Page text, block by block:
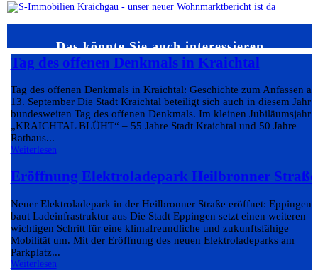
Das könnte Sie auch interessieren…
Tag des offenen Denkmals in Kraichtal
Tag des offenen Denkmals in Kraichtal: Geschichte zum Anfassen
13. September Die Stadt Kraichtal beteiligt sich auch in diesem Jahr
bundesweiten Tag des offenen Denkmals. Im kleinen Jubiläumsjahr
„KRAICHTAL BLÜHT“ – 55 Jahre Stadt Kraichtal und 50 Jahre
Rathaus...
Weiterlesen
Eröffnung Elektroladepark Heilbronner Straße
Neuer Elektroladepark in der Heilbronner Straße eröffnet: Eppingen
baut Ladeinfrastruktur aus Die Stadt Eppingen setzt einen weiteren
wichtigen Schritt für eine klimafreundliche und zukunftsfähige
Mobilität um. Mit der Eröffnung des neuen Elektroladeparks am
Parkplatz...
Weiterlesen